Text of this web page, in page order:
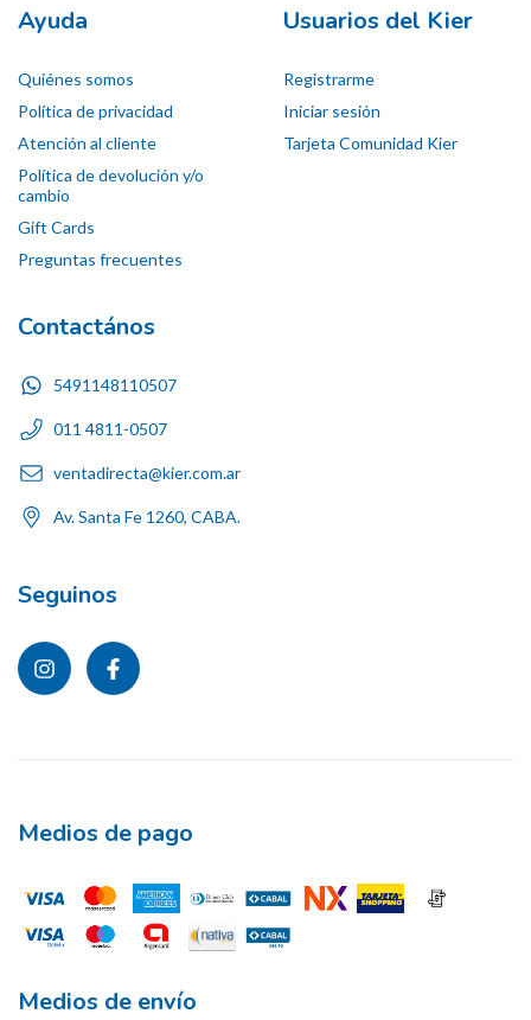
Ayuda
Quiénes somos
Política de privacidad
Atención al cliente
Política de devolución y/o
cambio
Gift Cards
Preguntas frecuentes
Usuarios del Kier
Registrarme
Iniciar sesión
Tarjeta Comunidad Kier
Contactános
5491148110507
011 4811-0507
ventadirecta@kier.com.ar
Av. Santa Fe 1260, CABA.
Seguinos
Medios de pago
Medios de envío